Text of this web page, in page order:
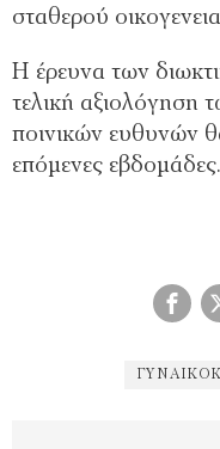
σταθερού
Η έρευνα των
τελική αξιολόγηση
ποινικών ευθυνών
επόμενες εβδομάδες.